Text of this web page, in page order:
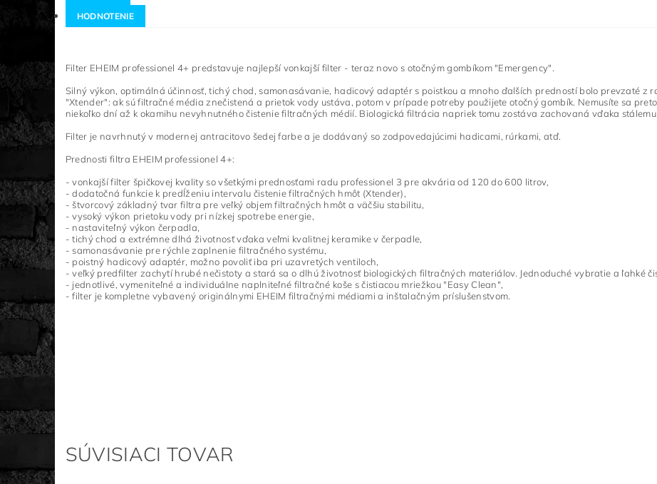
HODNOTENIE
Filter EHEIM professionel 4+ predstavuje najlepší vonkajší filter - teraz novo s otočným gombíkom "Emergency".
Silný výkon, optimálná účinnosť, tichý chod, samonasávanie, hadicový adaptér s poistkou a mnoho ďalších predností bolo prevzaté z
"Xtender": ak sú filtračné média znečistená a prietok vody ustáva, potom v prípade potreby použijete otočný gombík. Nemusíte sa
niekoľko dní až k okamihu nevyhnutného čistenie filtračných médií. Biologická filtrácia napriek tomu zostáva zachovaná vďaka stálemu
Filter je navrhnutý v modernej antracitovo šedej farbe a je dodávaný so zodpovedajúcimi hadicami, rúrkami, atď.
Prednosti filtra EHEIM professionel 4+:
- vonkajší filter špičkovej kvality so všetkými prednosťami radu professionel 3 pre akvária od 120 do 600 litrov,
-dodatočná funkcie k predĺženiu intervalu čistenie filtračných hmôt (Xtender),
- štvorcový základný tvar filtra pre veľký objem filtračných hmôt a väčšiu stabilitu,
-vysoký výkon prietoku vody pri nízkej spotrebe energie,
- nastaviteľný výkon čerpadla,
-tichý chod a extrémne dlhá životnosť vďaka veľmi kvalitnej keramike v čerpadle,
- samonasávanie pre rýchle zaplnenie filtračného systému,
- poistný hadicový adaptér, možno povoliť iba pri uzavretých ventiloch,
-veľký predfilter zachytí hrubé nečistoty a stará sa o dlhú životnosť biologických filtračných materiálov. Jednoduché vybratie a ľahké
- jednotlivé, vymeniteľné a individuálne naplniteľné filtračné koše s čistiacou mriežkou "Easy Clean",
-filter je kompletne vybavený originálnymi EHEIM filtračnými médiami a inštalačným príslušenstvom.
SÚVISIACI TOVAR